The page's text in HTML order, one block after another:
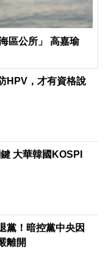
區公所」 高嘉瑜
HPV，才有資格說
大華韓國KOSPI
黨！暗控黨中央因
離開